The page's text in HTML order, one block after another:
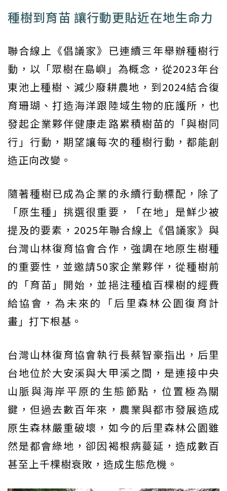
種樹到育苗 讓行動更貼近在地生命力
聯合線上《倡議家》已連續三年舉辦種樹行
動，以「眾樹在島嶼」為概念，從2023年台
東池上種樹、減少廢耕農地，到2024結合復
育珊瑚、打造海洋跟陸域生物的庇護所，也
發起企業夥伴健康走路累積樹苗的「與樹同
行」行動，期望讓每次的種樹行動，都能創
造正向改變。
隨著種樹已成為企業的永續行動標配，除了
「原生種」挑選很重要，「在地」是鮮少被
提及的要素，2025年聯合線上《倡議家》與
台灣山林復育協會合作，強調在地原生樹種
的重要性，並邀請50家企業夥伴，從種樹前
的「育苗」開始，並挹注種植百棵樹的經費
給協會，為未來的「后里森林公園復育計
畫」打下根基。
台灣山林復育協會執行長蔡智豪指出，后里
台地位於大安溪與大甲溪之間，是連接中央
山脈與海岸平原的生態節點，位置極為關
鍵，但過去數百年來，農業與都市發展造成
原生森林嚴重破壞，如今的后里森林公園雖
然是都會綠地，卻因褐根病蔓延，造成數百
甚至上千棵樹衰敗，造成生態危機。